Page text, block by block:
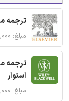
ترجمه
مبلغ: ۱۲۸,۰۰۰ تومان
ترجمه
استوار
مبلغ: ۱۴۰,۰۰۰ تومان